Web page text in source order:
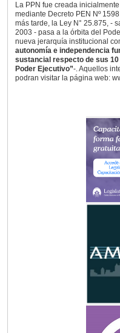
La PPN fue creada
mediante Decreto PEN Nº
más tarde, la Ley N° 25.875, -
2003 - pasa a la órbita del
nueva jerarquía institucional
autonomía e independencia
sustancial respecto de sus
Poder Ejecutivo”-. Aquellos
podran visitar la página web: